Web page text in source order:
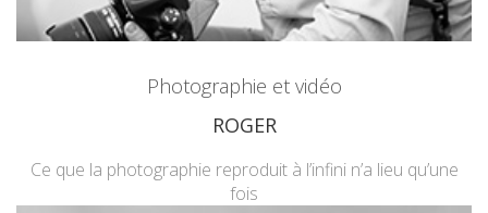
Photographie et vidéo
ROGER
Ce que la photographie reproduit à l’infini n’a lieu qu’une
fois